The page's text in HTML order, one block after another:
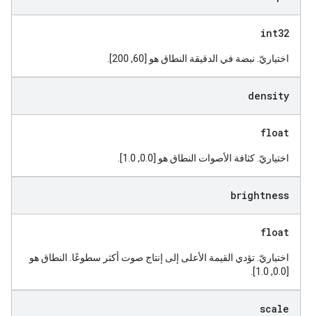
int32
اختياريّ. نبضة في الدقيقة النطاق هو [60, 200].
density
float
اختياريّ. كثافة الأصوات النطاق هو [0.0, 1.0].
brightness
float
اختياريّ. تؤدي القيمة الأعلى إلى إنتاج صوت أكثر سطوعًا. النطاق هو
[0.0, 1.0].
scale